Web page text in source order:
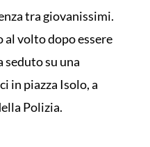
tra giovanissimi.
al volto dopo essere
su una
in piazza Isolo, a
Polizia.